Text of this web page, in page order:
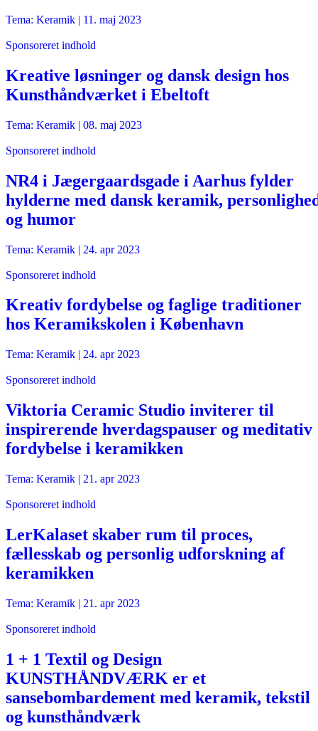
Tema: Keramik | 11. maj 2023
Sponsoreret indhold
Kreative løsninger og dansk design hos
Kunsthåndværket i Ebeltoft
Tema: Keramik | 08. maj 2023
Sponsoreret indhold
NR4 i Jægergaardsgade i Aarhus fylder
hylderne med dansk keramik,
og humor
Tema: Keramik | 24. apr 2023
Sponsoreret indhold
Kreativ fordybelse og faglige traditioner
hos Keramikskolen i København
Tema: Keramik | 24. apr 2023
Sponsoreret indhold
Viktoria Ceramic Studio inviterer til
inspirerende hverdagspauser og meditativ
fordybelse i keramikken
Tema: Keramik | 21. apr 2023
Sponsoreret indhold
LerKalaset skaber rum til proces,
fællesskab og personlig udforskning af
keramikken
Tema: Keramik | 21. apr 2023
Sponsoreret indhold
1 + 1 Textil og Design
KUNSTHÅNDVÆRK er et
sansebombardement med keramik, tekstil
og kunsthåndværk